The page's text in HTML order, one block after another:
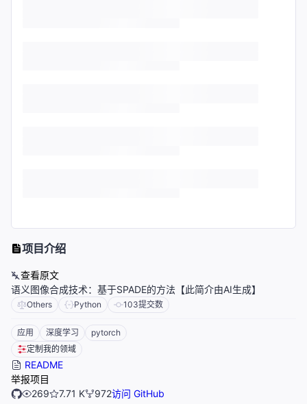
项目介绍
查看原文
语义图像合成技术：基于SPADE的方法【此简介由AI生成】
Others Python 103提交数
应用 深度学习
pytorch
定制我的领域
README
举报项目
269
7.71 K 972访问 GitHub